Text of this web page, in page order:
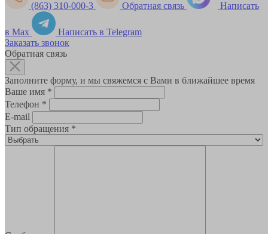
(863) 310-000-3 Обратная связь Написать
в Max
Написать в Telegram
Заказать звонок
Обратная связь
Заполните форму, и мы свяжемся с Вами в ближайшее время
Ваше имя *
Телефон *
E-mail
Тип обращения *